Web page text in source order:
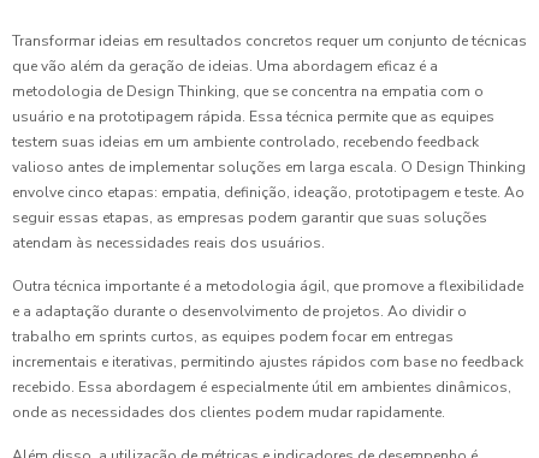
Transformar ideias em resultados concretos requer um conjunto de técnicas
que vão além da geração de ideias. Uma abordagem eficaz é a
metodologia de Design Thinking, que se concentra na empatia com o
usuário e na prototipagem rápida. Essa técnica permite que as equipes
testem suas ideias em um ambiente controlado, recebendo feedback
valioso antes de implementar soluções em larga escala. O Design Thinking
envolve cinco etapas: empatia, definição, ideação, prototipagem e teste. Ao
seguir essas etapas, as empresas podem garantir que suas soluções
atendam às necessidades reais dos usuários.
Outra técnica importante é a metodologia ágil, que promove a flexibilidade
e a adaptação durante o desenvolvimento de projetos. Ao dividir o
trabalho em sprints curtos, as equipes podem focar em entregas
incrementais e iterativas, permitindo ajustes rápidos com base no feedback
recebido. Essa abordagem é especialmente útil em ambientes dinâmicos,
onde as necessidades dos clientes podem mudar rapidamente.